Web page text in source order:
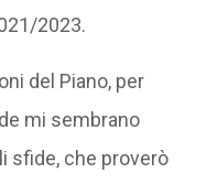
2023.
del Piano, per
mi sembrano
sfide, che proverò